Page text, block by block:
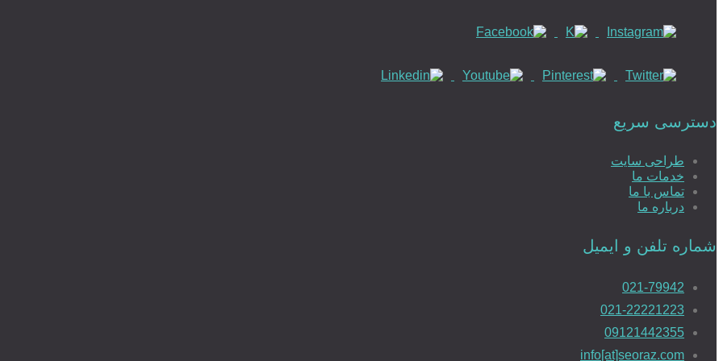
دسترسی سریع
طراحی سایت
خدمات ما
تماس با ما
درباره ما
شماره تلفن و ایمیل
021-79942
021-22221223
09121442355
info[at]seoraz.com